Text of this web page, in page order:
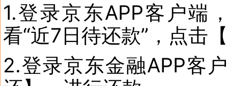
1.登录京东APP客户端
看“近7日待还款”，点击
2.登录京东金融APP客